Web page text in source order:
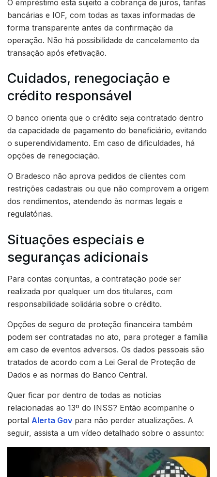
O empréstimo está sujeito a cobrança de juros, tarifas
bancárias e IOF, com todas as taxas informadas de
forma transparente antes da confirmação da
operação. Não há possibilidade de cancelamento da
transação após efetivação.
Cuidados, renegociação e
crédito responsável
O banco orienta que o crédito seja contratado dentro
da capacidade de pagamento do beneficiário, evitando
o superendividamento. Em caso de dificuldades, há
opções de renegociação.
O Bradesco não aprova pedidos de clientes com
restrições cadastrais ou que não comprovem a origem
dos rendimentos, atendendo às normas legais e
regulatórias.
Situações especiais e
seguranças adicionais
Para contas conjuntas, a contratação pode ser
realizada por qualquer um dos titulares, com
responsabilidade solidária sobre o crédito.
Opções de seguro de proteção financeira também
podem ser contratadas no ato, para proteger a família
em caso de eventos adversos. Os dados pessoais são
tratados de acordo com a Lei Geral de Proteção de
Dados e as normas do Banco Central.
Quer ficar por dentro de todas as notícias
relacionadas ao 13º do INSS? Então acompanhe o
portal Alerta Gov para não perder atualizações. A
seguir, assista a um vídeo detalhado sobre o assunto: